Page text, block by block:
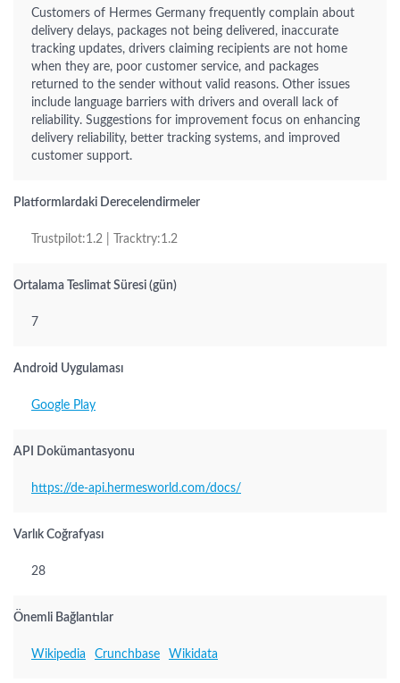
Customers of Hermes Germany frequently complain about
delivery delays, packages not being delivered, inaccurate
tracking updates, drivers claiming recipients are not home
when they are, poor customer service, and packages
returned to the sender without valid reasons. Other issues
include language barriers with drivers and overall lack of
reliability. Suggestions for improvement focus on enhancing
delivery reliability, better tracking systems, and improved
customer support.
Platformlardaki Derecelendirmeler
Trustpilot:1.2 | Tracktry:1.2
Ortalama Teslimat Süresi (gün)
7
Android Uygulaması
Google Play
API Dokümantasyonu
https://de-api.hermesworld.com/docs/
Varlık Coğrafyası
28
Önemli Bağlantılar
Wikipedia Crunchbase Wikidata